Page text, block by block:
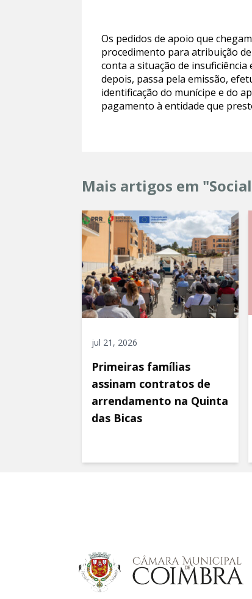
Os pedidos de apoio que
procedimento para atribuição
conta a situação de
depois, passa pela emissão,
identificação do munícipe e do
pagamento à entidade que
Mais artigos em
jul 21, 2026
Primeiras famílias
assinam contratos de
arrendamento na Quinta
das Bicas